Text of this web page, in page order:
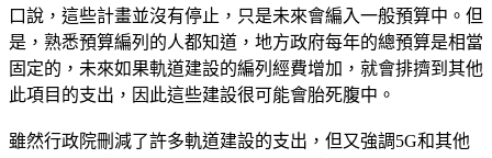
口說，這些計畫並沒有停止，只是未來會編入一般預算中。但
是，熟悉預算編列的人都知道，地方政府每年的總預算是相當
固定的，未來如果軌道建設的編列經費增加，就會排擠到其他
此項目的支出，因此這些建設很可能會胎死腹中。
雖然行政院刪減了許多軌道建設的支出，但又強調5G和其他